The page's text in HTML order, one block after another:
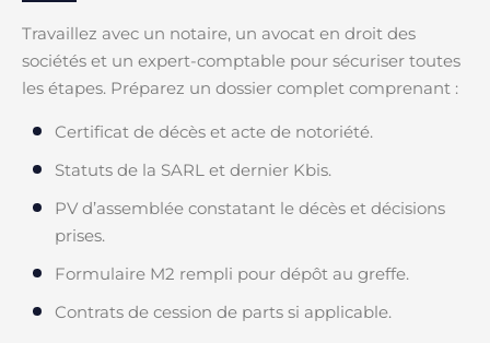
Travaillez avec un notaire, un avocat en droit des
sociétés et un expert-comptable pour sécuriser toutes
les étapes. Préparez un dossier complet comprenant :
Certificat de décès et acte de notoriété.
Statuts de la SARL et dernier Kbis.
PV d’assemblée constatant le décès et décisions
prises.
Formulaire M2 rempli pour dépôt au greffe.
Contrats de cession de parts si applicable.